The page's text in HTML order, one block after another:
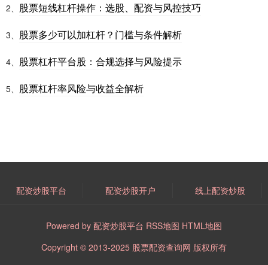
2、 股票短线杠杆操作：选股、配资与风控技巧
3、 股票多少可以加杠杆？门槛与条件解析
4、 股票杠杆平台股：合规选择与风险提示
5、 股票杠杆率风险与收益全解析
配资炒股平台 配资炒股开户 线上配资炒股
Powered by 配资炒股平台 RSS地图 HTML地图
Copyright © 2013-2025 股票配资查询网 版权所有